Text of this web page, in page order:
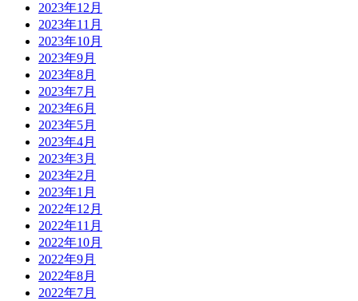
2023年12月
2023年11月
2023年10月
2023年9月
2023年8月
2023年7月
2023年6月
2023年5月
2023年4月
2023年3月
2023年2月
2023年1月
2022年12月
2022年11月
2022年10月
2022年9月
2022年8月
2022年7月